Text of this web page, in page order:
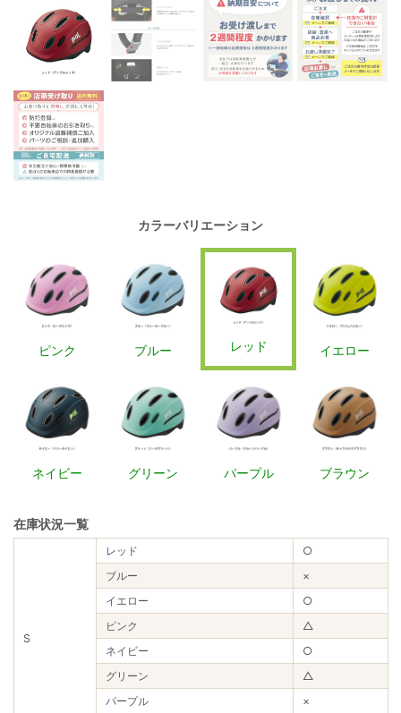
カラーバリエーション
ピンク ブルー レッド イエロー
ネイビー グリーン パープル ブラウン
在庫状況一覧
S
レッド
○
ブルー
×
イエロー
○
ピンク
△
ネイビー
○
グリーン
△
パープル
×